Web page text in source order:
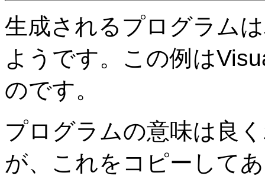
生成されるプログラム
ようです。この例は
のです。
プログラムの意味は良
が、これをコピーして